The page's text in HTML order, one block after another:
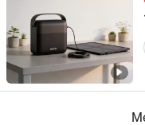
Guangdong, China